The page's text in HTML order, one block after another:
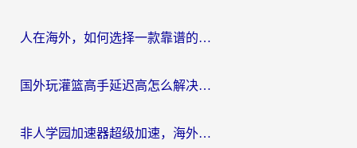
人在海外，如何选择一款靠谱的玩剑灵2加速器？
国外玩灌篮高手延迟高怎么解决？海外玩家国服游戏加速终极指南
非人学园加速器超级加速，海外玩家重返国服的通行证